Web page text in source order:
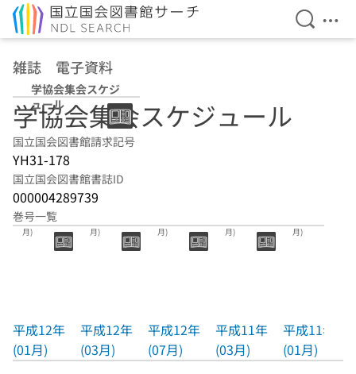
検索を
メ
雑誌 電子資料
学協会集会スケジ
ュール
学協会集会スケジュール
国立国会図書館請求記号
YH31-178
国立国会図書館書誌ID
000004289739
巻号一覧
平成12年(01
月)
平成12年
(01月)
月)
平成12年
(03月)
月)
平成12年
(07月)
月)
平成11年
(03月)
月)
平成11年
(01月)